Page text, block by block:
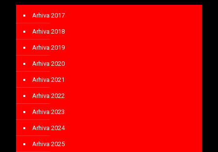
Arhiva 2017
Arhiva 2018
Arhiva 2019
Arhiva 2020
Arhiva 2021
Arhiva 2022
Arhiva 2023
Arhiva 2024
Arhiva 2025